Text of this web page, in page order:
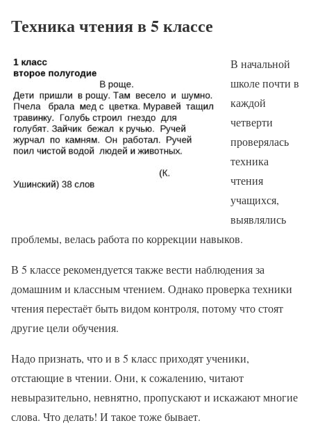
Техника чтения в 5 классе
В начальной
школе почти в
каждой
четверти
проверялась
техника
чтения
учащихся,
выявлялись
проблемы, велась работа по коррекции навыков.
В 5 классе рекомендуется также вести наблюдения за
домашним и классным чтением. Однако проверка техники
чтения перестаёт быть видом контроля, потому что стоят
другие цели обучения.
Надо признать, что и в 5 класс приходят ученики,
отстающие в чтении. Они, к сожалению, читают
невыразительно, невнятно, пропускают и искажают многие
слова. Что делать! И такое тоже бывает.